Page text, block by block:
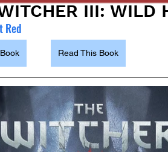
III: WILD
Red
Read This Book